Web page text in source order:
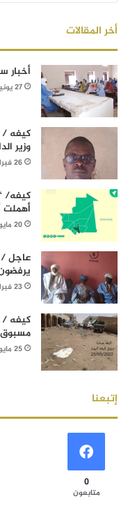
أخر المقالات
أخبار
27 يونيو، 2020
كيفه /
وزير
26 فبراير، 2021
كيفه/
أهملت
20 مايو، 2022
عاجل /
23 فبراير، 2021
كيفه /
مسبوق
25 مايو، 2022
إتبعنا
0
متابعون